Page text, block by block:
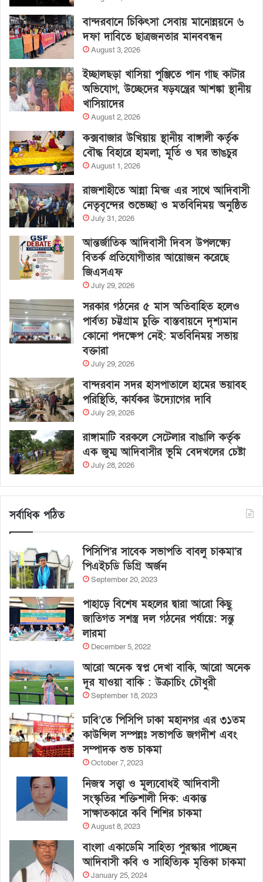
বান্দরবানে চিকিৎসা সেবায় মানোন্নয়নে ৬
দফা দাবিতে ছাত্রজনতার মানববন্ধন
August 3, 2026
ইচ্ছালছড়া খাসিয়া পুঞ্জিতে পান গাছ কাটার
অভিযোগ, উচ্ছেদের ষড়যন্ত্রের আশঙ্কা স্থানীয়
খাসিয়াদের
August 2, 2026
কক্সবাজার উখিয়ায় স্থানীয় বাঙ্গালী কর্তৃক
বৌদ্ধ বিহারে হামলা, মূর্তি ও ঘর ভাঙচুর
August 1, 2026
রাজশাহীতে আন্না মিন্জ এর সাথে আদিবাসী
নেতৃবৃন্দের শুভেচ্ছা ও মতবিনিময় অনুষ্ঠিত
July 31, 2026
আন্তর্জাতিক আদিবাসী দিবস উপলক্ষ্যে
বিতর্ক প্রতিযোগীতার আয়োজন করেছে
জিএসএফ
July 29, 2026
সরকার গঠনের ৫ মাস অতিবাহিত হলেও
পার্বত্য চট্টগ্রাম চুক্তি বাস্তবায়নে দৃশ্যমান
কোনো পদক্ষেপ নেই: মতবিনিময় সভায়
বক্তারা
July 29, 2026
বান্দরবান সদর হাসপাতালে হামের ভয়াবহ
পরিস্থিতি, কার্যকর উদ্যোগের দাবি
July 29, 2026
রাঙ্গামাটি বরকলে সেটেলার বাঙালি কর্তৃক
এক জুম্ম আদিবাসীর ভূমি বেদখলের চেষ্টা
July 28, 2026
সর্বাধিক পঠিত
পিসিপি’র সাবেক সভাপতি বাবলু চাকমা’র
পিএইচডি ডিগ্রি অর্জন
September 20, 2023
পাহাড়ে বিশেষ মহলের দ্বারা আরো কিছু
জাতিগত সশস্ত্র দল গঠনের পর্যায়ে: সন্তু
লারমা
December 5, 2022
আরো অনেক স্বপ্ন দেখা বাকি, আরো অনেক
দূর যাওয়া বাকি : উক্রাচিং চৌধুরী
September 18, 2023
ঢাবি’তে পিসিপি ঢাকা মহানগর এর ৩১তম
কাউন্সিল সম্পন্নঃ সভাপতি জগদীশ এবং
সম্পাদক শুভ চাকমা
October 7, 2023
নিজস্ব সত্ত্বা ও মূল্যবোধই আদিবাসী
সংস্কৃতির শক্তিশালী দিক: একান্ত
সাক্ষাতকারে কবি শিশির চাকমা
August 8, 2023
বাংলা একাডেমি সাহিত্য পুরস্কার পাচ্ছেন
আদিবাসী কবি ও সাহিত্যিক মৃত্তিকা চাকমা
January 25, 2024